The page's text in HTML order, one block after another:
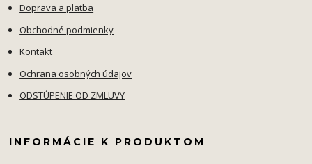
Doprava a platba
Obchodné podmienky
Kontakt
Ochrana osobných údajov
ODSTÚPENIE OD ZMLUVY
INFORMÁCIE K PRODUKTOM